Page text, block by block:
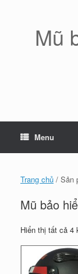
Mũ
Menu
Trang chủ / Sản
Mũ bảo
Hiển thị tất cả 4